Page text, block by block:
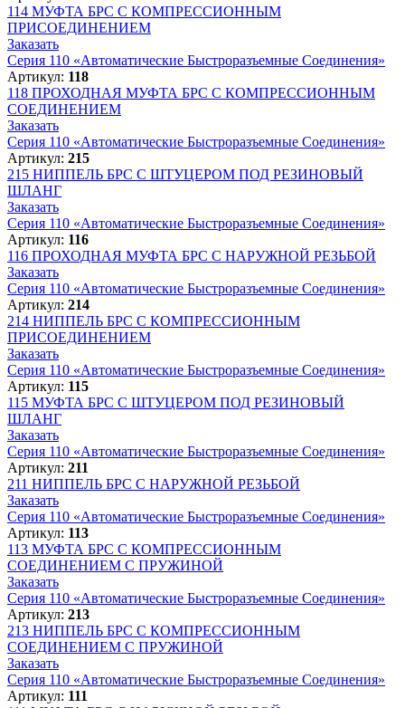
114 МУФТА БРС С КОМПРЕССИОННЫМ
ПРИСОЕДИНЕНИЕМ
Заказать
Серия 110 «Автоматические Быстроразъемные Соединения»
Артикул: 118
118 ПРОХОДНАЯ МУФТА БРС С КОМПРЕССИОННЫМ
СОЕДИНЕНИЕМ
Заказать
Серия 110 «Автоматические Быстроразъемные Соединения»
Артикул: 215
215 НИППЕЛЬ БРС С ШТУЦЕРОМ ПОД РЕЗИНОВЫЙ
ШЛАНГ
Заказать
Серия 110 «Автоматические Быстроразъемные Соединения»
Артикул: 116
116 ПРОХОДНАЯ МУФТА БРС С НАРУЖНОЙ РЕЗЬБОЙ
Заказать
Серия 110 «Автоматические Быстроразъемные Соединения»
Артикул: 214
214 НИППЕЛЬ БРС С КОМПРЕССИОННЫМ
ПРИСОЕДИНЕНИЕМ
Заказать
Серия 110 «Автоматические Быстроразъемные Соединения»
Артикул: 115
115 МУФТА БРС С ШТУЦЕРОМ ПОД РЕЗИНОВЫЙ
ШЛАНГ
Заказать
Серия 110 «Автоматические Быстроразъемные Соединения»
Артикул: 211
211 НИППЕЛЬ БРС С НАРУЖНОЙ РЕЗЬБОЙ
Заказать
Серия 110 «Автоматические Быстроразъемные Соединения»
Артикул: 113
113 МУФТА БРС С КОМПРЕССИОННЫМ
СОЕДИНЕНИЕМ С ПРУЖИНОЙ
Заказать
Серия 110 «Автоматические Быстроразъемные Соединения»
Артикул: 213
213 НИППЕЛЬ БРС С КОМПРЕССИОННЫМ
СОЕДИНЕНИЕМ С ПРУЖИНОЙ
Заказать
Серия 110 «Автоматические Быстроразъемные Соединения»
Артикул: 111